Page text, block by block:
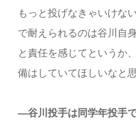
もっと投げなきゃいけな
で耐えられるのは谷川自
と責任を感じてというか
備はしていてほしいなと思
―谷川投手は同学年投手